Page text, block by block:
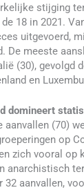
stijging
18 in 2021.
uitgevoerd,
De meeste
(30), gevolgd
en
domineert
aanvallen (70)
op
zich vooral op
anarchistisch
aanvallen,